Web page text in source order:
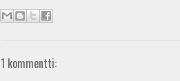
1 kommentti: